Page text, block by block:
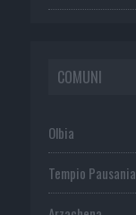
COMUNI
Olbia
Tempio Pausania